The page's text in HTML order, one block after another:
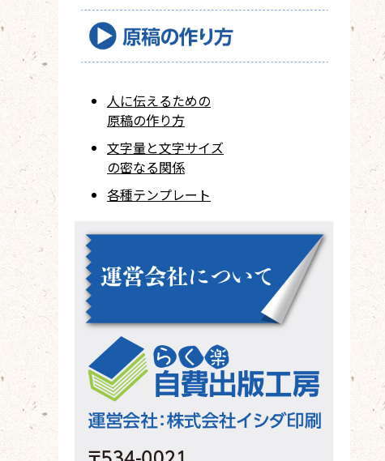
人に伝えるための
原稿の作り方
文字量と文字サイズ
の密なる関係
各種テンプレート